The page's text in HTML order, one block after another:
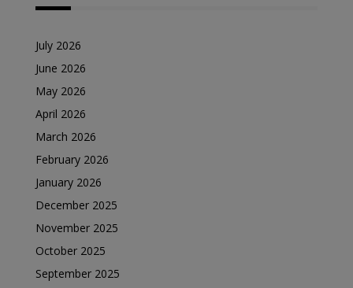
July 2026
June 2026
May 2026
April 2026
March 2026
February 2026
January 2026
December 2025
November 2025
October 2025
September 2025